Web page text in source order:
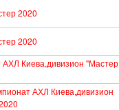
2020
2020
Киева,дивизион "Мастер
АХЛ Киева,дивизион